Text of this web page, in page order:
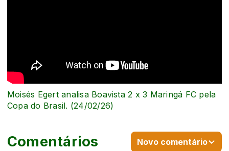
Moisés Egert analisa Boavista 2 x 3 Maringá FC pela
Copa do Brasil. (24/02/26)
Comentários Novo comentário